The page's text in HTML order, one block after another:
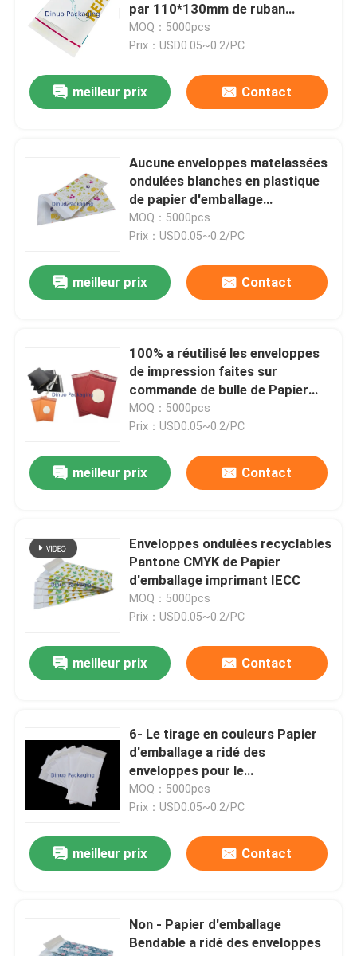
Produits
À propos de nous
Contrôle qualité
Nouvelles
Cas
Bulle Mailing sacs
poly annonces de bulle
sacs en papier faits sur commande
Annonces capitonnées de papier
papier d'emballage de nid d'abeilles
par 110*130mm de ruban
adhésif de sacs en papier
MOQ：5000pcs
Prix：USD0.05~0.2/PC
meilleur prix Contact
Aucune enveloppes matelassées
ondulées blanches en plastique
de papier d'emballage
écologiques
MOQ：5000pcs
Prix：USD0.05~0.2/PC
meilleur prix Contact
100% a réutilisé les enveloppes
de impression faites sur
commande de bulle de Papier
d'emballage/sac capitonné
ondulé de papier de nid d'abeilles
MOQ：5000pcs
Prix：USD0.05~0.2/PC
meilleur prix Contact
Enveloppes ondulées recyclables
Pantone CMYK de Papier
d'emballage imprimant IECC
MOQ：5000pcs
Prix：USD0.05~0.2/PC
meilleur prix Contact
6- Le tirage en couleurs Papier
d'emballage a ridé des
enveloppes pour le
courrier/gouvernement/école
MOQ：5000pcs
Prix：USD0.05~0.2/PC
meilleur prix Contact
Non - Papier d'emballage
Bendable a ridé des enveloppes